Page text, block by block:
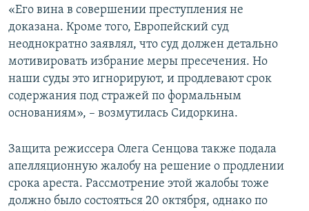
«Его вина в совершении преступления не
доказана. Кроме того, Европейский суд
неоднократно заявлял, что суд должен детально
мотивировать избрание меры пресечения. Но
наши суды это игнорируют, и продлевают срок
содержания под стражей по формальным
основаниям», – возмутилась Сидоркина.
Защита режиссера Олега Сенцова также подала
апелляционную жалобу на решение о продлении
срока ареста. Рассмотрение этой жалобы тоже
должно было состояться 20 октября, однако по